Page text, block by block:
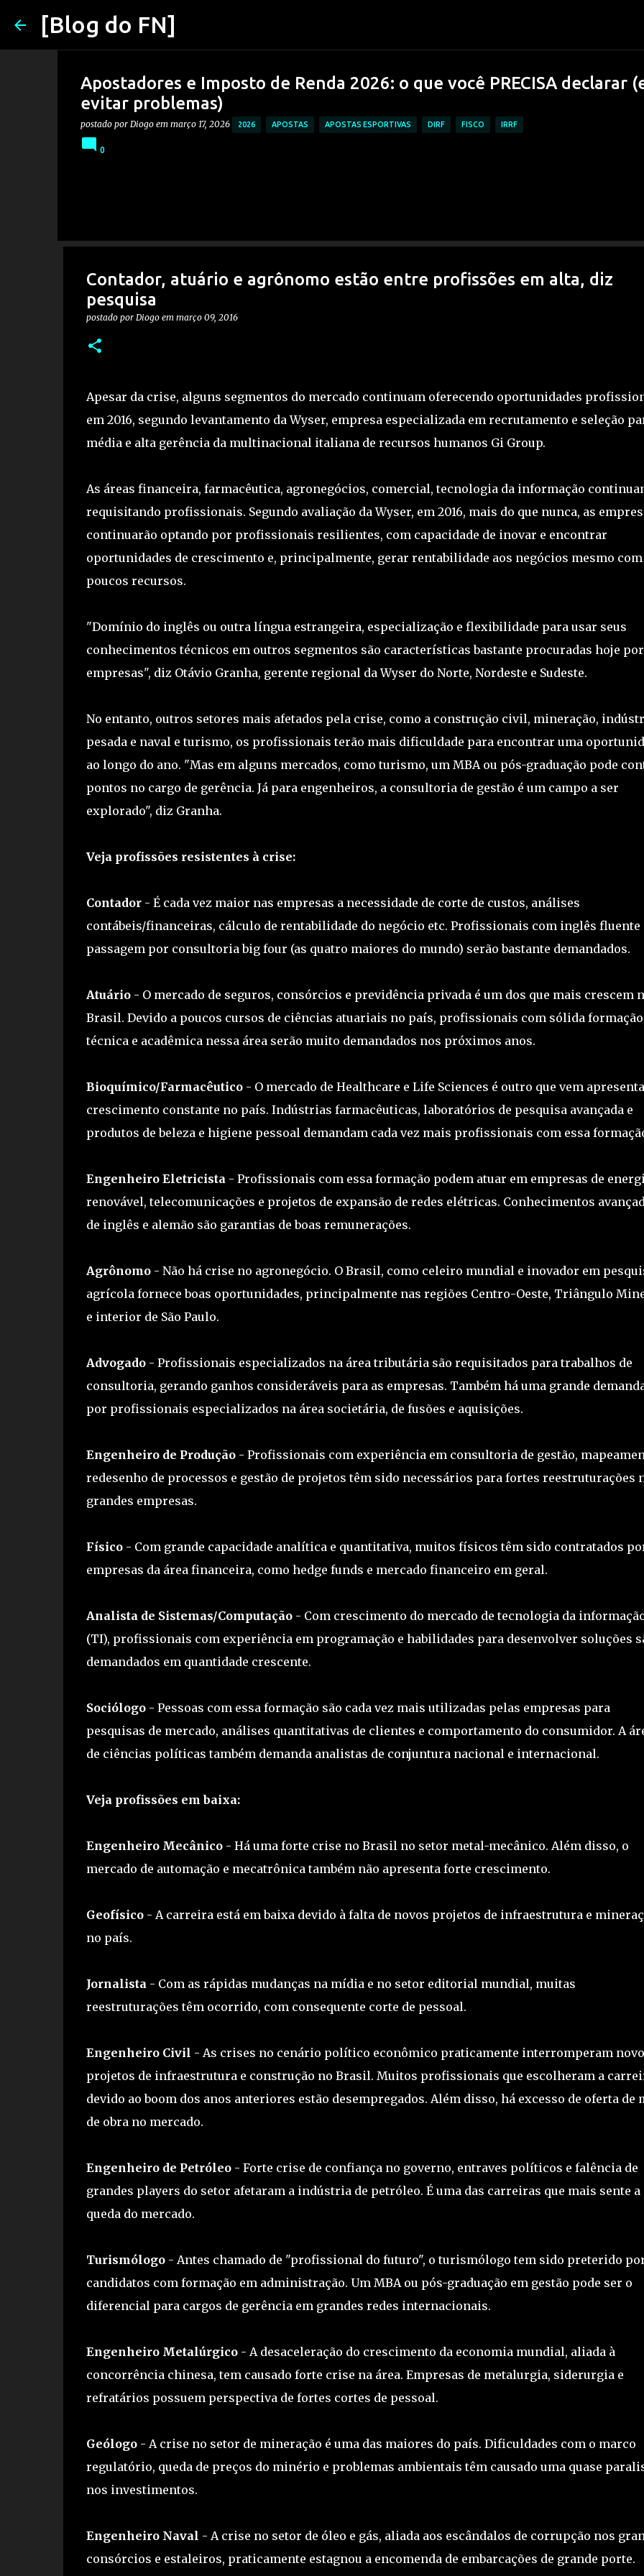
[Blog do FN]
Apostadores e Imposto de Renda 2026: o que você PRECISA declarar
evitar problemas)
postado por Diogo em março 17, 2026 2026 APOSTAS APOSTAS ESPORTIVAS DIRF FISCO IRRF
0
Contador, atuário e agrônomo estão entre profissões em alta, diz
pesquisa
postado por Diogo em março 09, 2016
Apesar da crise, alguns segmentos do mercado continuam oferecendo oportunidades
em 2016, segundo levantamento da Wyser, empresa especializada em recrutamento e seleção
média e alta gerência da multinacional italiana de recursos humanos Gi Group.
As áreas financeira, farmacêutica, agronegócios, comercial, tecnologia da informação
requisitando profissionais. Segundo avaliação da Wyser, em 2016, mais do que nunca, as
continuarão optando por profissionais resilientes, com capacidade de inovar e encontrar
oportunidades de crescimento e, principalmente, gerar rentabilidade aos negócios mesmo com
poucos recursos.
"Domínio do inglês ou outra língua estrangeira, especialização e flexibilidade para usar seus
conhecimentos técnicos em outros segmentos são características bastante procuradas hoje por
empresas", diz Otávio Granha, gerente regional da Wyser do Norte, Nordeste e Sudeste.
No entanto, outros setores mais afetados pela crise, como a construção civil, mineração,
pesada e naval e turismo, os profissionais terão mais dificuldade para encontrar uma
ao longo do ano. "Mas em alguns mercados, como turismo, um MBA ou pós-graduação pode
pontos no cargo de gerência. Já para engenheiros, a consultoria de gestão é um campo a ser
explorado", diz Granha.
Veja profissões resistentes à crise:
Contador- É cada vez maior nas empresas a necessidade de corte de custos, análises
contábeis/financeiras, cálculo de rentabilidade do negócio etc. Profissionais com inglês fluente
passagem por consultoria big four (as quatro maiores do mundo) serão bastante demandados.
Atuário - O mercado de seguros, consórcios e previdência privada é um dos que mais crescem
Brasil. Devido a poucos cursos de ciências atuariais no país, profissionais com sólida formação
técnica e acadêmica nessa área serão muito demandados nos próximos anos.
Bioquímico/Farmacêutico - O mercado de Healthcare e Life Sciences é outro que vem
crescimento constante no país. Indústrias farmacêuticas, laboratórios de pesquisa avançada e
produtos de beleza e higiene pessoal demandam cada vez mais profissionais com essa
Engenheiro Eletricista- Profissionais com essa formação podem atuar em empresas de
renovável, telecomunicações e projetos de expansão de redes elétricas. Conhecimentos
de inglês e alemão são garantias de boas remunerações.
Agrônomo- Não há crise no agronegócio. O Brasil, como celeiro mundial e inovador em
agrícola fornece boas oportunidades, principalmente nas regiões Centro-Oeste, Triângulo
e interior de São Paulo.
Advogado- Profissionais especializados na área tributária são requisitados para trabalhos de
consultoria, gerando ganhos consideráveis para as empresas. Também há uma grande
por profissionais especializados na área societária, de fusões e aquisições.
Engenheiro de Produção- Profissionais com experiência em consultoria de gestão,
redesenho de processos e gestão de projetos têm sido necessários para fortes reestruturações
grandes empresas.
Físico- Com grande capacidade analítica e quantitativa, muitos físicos têm sido contratados
empresas da área financeira, como hedge funds e mercado financeiro em geral.
Analista de Sistemas/Computação- Com crescimento do mercado de tecnologia da
(TI), profissionais com experiência em programação e habilidades para desenvolver soluções
demandados em quantidade crescente.
Sociólogo- Pessoas com essa formação são cada vez mais utilizadas pelas empresas para
pesquisas de mercado, análises quantitativas de clientes e comportamento do consumidor. A
de ciências políticas também demanda analistas de conjuntura nacional e internacional.
Veja profissões em baixa:
Engenheiro Mecânico- Há uma forte crise no Brasil no setor metal-mecânico. Além disso, o
mercado de automação e mecatrônica também não apresenta forte crescimento.
Geofísico- A carreira está em baixa devido à falta de novos projetos de infraestrutura e
no país.
Jornalista- Com as rápidas mudanças na mídia e no setor editorial mundial, muitas
reestruturações têm ocorrido, com consequente corte de pessoal.
Engenheiro Civil - As crises no cenário político econômico praticamente interromperam
projetos de infraestrutura e construção no Brasil. Muitos profissionais que escolheram a
devido ao boom dos anos anteriores estão desempregados. Além disso, há excesso de oferta de
de obra no mercado.
Engenheiro de Petróleo- Forte crise de confiança no governo, entraves políticos e falência de
grandes players do setor afetaram a indústria de petróleo. É uma das carreiras que mais sente a
queda do mercado.
Turismólogo- Antes chamado de "profissional do futuro", o turismólogo tem sido preterido
candidatos com formação em administração. Um MBA ou pós-graduação em gestão pode ser o
diferencial para cargos de gerência em grandes redes internacionais.
Engenheiro Metalúrgico- A desaceleração do crescimento da economia mundial, aliada à
concorrência chinesa, tem causado forte crise na área. Empresas de metalurgia, siderurgia e
refratários possuem perspectiva de fortes cortes de pessoal.
Geólogo - A crise no setor de mineração é uma das maiores do país. Dificuldades com o marco
regulatório, queda de preços do minério e problemas ambientais têm causado uma quase
nos investimentos.
Engenheiro Naval - A crise no setor de óleo e gás, aliada aos escândalos de corrupção nos
consórcios e estaleiros, praticamente estagnou a encomenda de embarcações de grande porte.